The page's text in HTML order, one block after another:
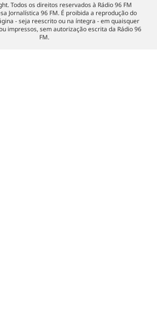
Todos os direitos reservados à Rádio 96 FM
Jornalística 96 FM. É proibida a reprodução do
- seja reescrito ou na íntegra - em quaisquer
impressos, sem autorização escrita da Rádio 96
FM.